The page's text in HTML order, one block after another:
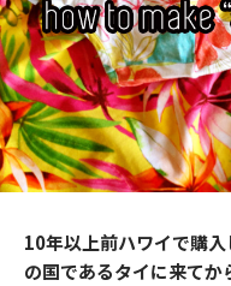
10年以上前ハワイで購
の国であるタイに来て